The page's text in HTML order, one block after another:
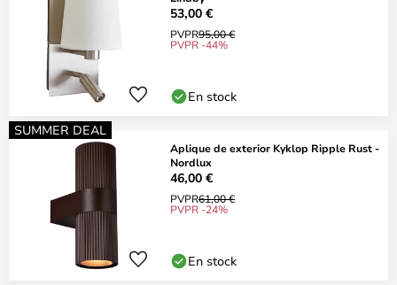
53,00 €
PVPR95,00 €
PVPR -44%
En stock
SUMMER DEAL
Aplique de exterior Kyklop Ripple Rust -
Nordlux
46,00 €
PVPR61,00 €
PVPR -24%
En stock